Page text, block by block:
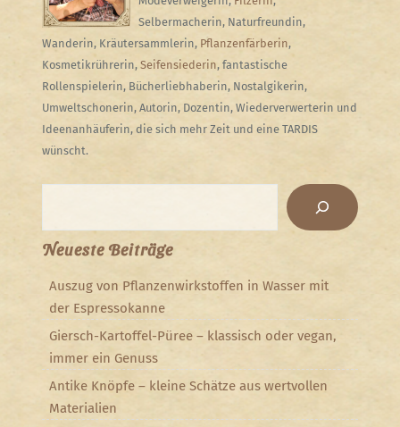
Selbermacherin, Naturfreundin,
Wanderin, Kräutersammlerin, Pflanzenfärberin,
Kosmetikrührerin, Seifensiederin, fantastische
Rollenspielerin, Bücherliebhaberin, Nostalgikerin,
Umweltschonerin, Autorin, Dozentin, Wiederverwerterin und
Ideenanhäuferin, die sich mehr Zeit und eine TARDIS
wünscht.
Neueste Beiträge
Auszug von Pflanzenwirkstoffen in Wasser mit
der Espressokanne
Giersch-Kartoffel-Püree – klassisch oder vegan,
immer ein Genuss
Antike Knöpfe – kleine Schätze aus wertvollen
Materialien